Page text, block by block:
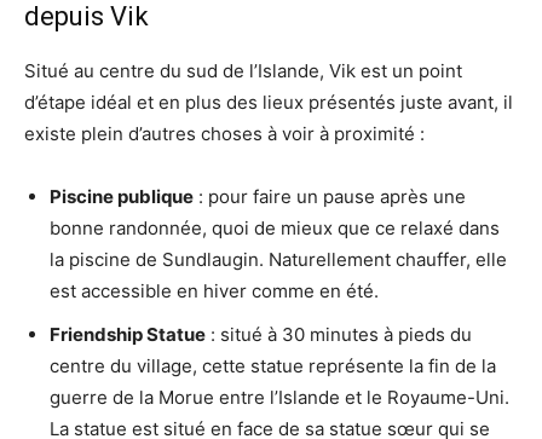
depuis Vik
Situé au centre du sud de l’Islande, Vik est un point
d’étape idéal et en plus des lieux présentés juste avant, il
existe plein d’autres choses à voir à proximité :
Piscine publique : pour faire un pause après une
bonne randonnée, quoi de mieux que ce relaxé dans
la piscine de Sundlaugin. Naturellement chauffer, elle
est accessible en hiver comme en été.
Friendship Statue : situé à 30 minutes à pieds du
centre du village, cette statue représente la fin de la
guerre de la Morue entre l’Islande et le Royaume-Uni.
La statue est situé en face de sa statue sœur qui se